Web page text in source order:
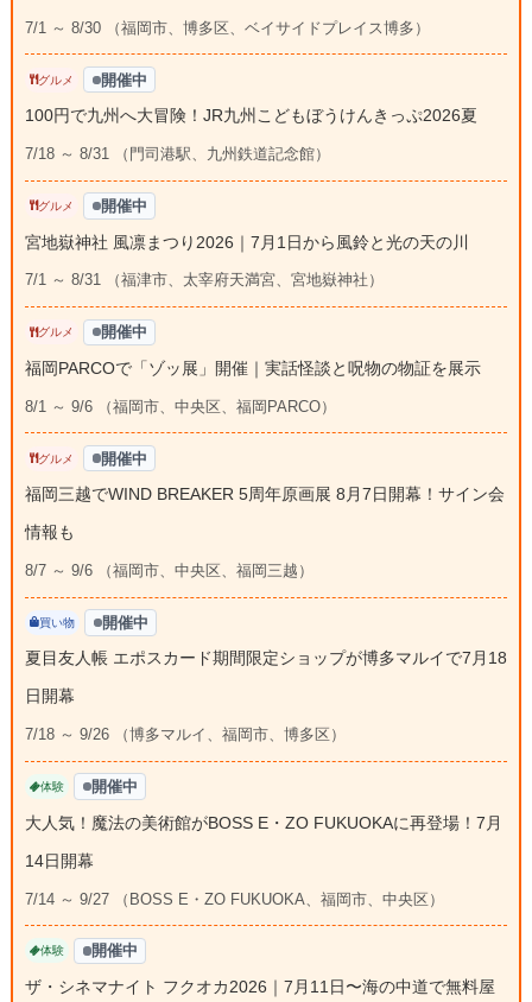
7/1 ～ 8/30 （福岡市、博多区、ベイサイドプレイス博多）
グルメ 開催中
100円で九州へ大冒険！JR九州こどもぼうけんきっぷ2026夏
7/18 ～ 8/31 （門司港駅、九州鉄道記念館）
グルメ 開催中
宮地嶽神社 風凛まつり2026｜7月1日から風鈴と光の天の川
7/1 ～ 8/31 （福津市、太宰府天満宮、宮地嶽神社）
グルメ 開催中
福岡PARCOで「ゾッ展」開催｜実話怪談と呪物の物証を展示
8/1 ～ 9/6 （福岡市、中央区、福岡PARCO）
グルメ 開催中
福岡三越でWIND BREAKER 5周年原画展 8月7日開幕！サイン会
情報も
8/7 ～ 9/6 （福岡市、中央区、福岡三越）
買い物 開催中
夏目友人帳 エポスカード期間限定ショップが博多マルイで7月18
日開幕
7/18 ～ 9/26 （博多マルイ、福岡市、博多区）
体験 開催中
大人気！魔法の美術館がBOSS E・ZO FUKUOKAに再登場！7月
14日開幕
7/14 ～ 9/27 （BOSS E・ZO FUKUOKA、福岡市、中央区）
体験 開催中
ザ・シネマナイト フクオカ2026｜7月11日〜海の中道で無料屋